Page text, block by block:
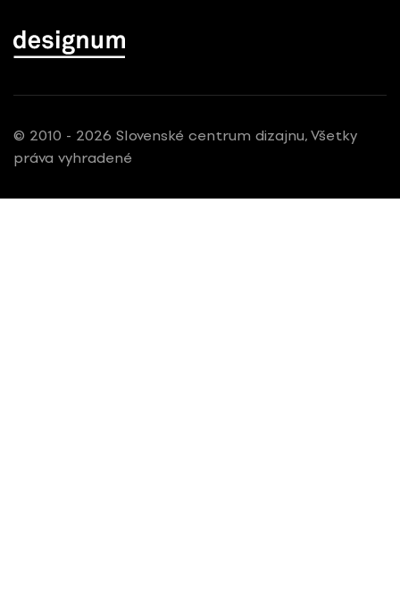
© 2010 - 2026 Slovenské centrum dizajnu, Všetky
práva vyhradené